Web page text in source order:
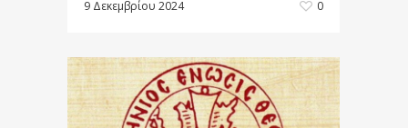
9 Δεκεμβρίου 2024 0